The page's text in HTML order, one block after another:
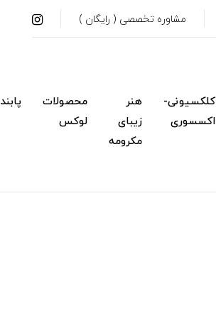
مشاوره تخصصی ( رایگان )
کلکسیونی-
اکسسوری
هنر
زیبای
مکرومه
محصولات
لوکس